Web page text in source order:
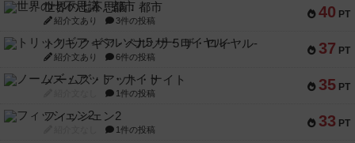
40 PT
世界の七不思議：都市
紹介文あり 3件の投稿
37 PT
トリックギア - ペルソナ5 ザ・ロイヤル-
紹介文あり 6件の投稿
35 PT
ノームズ・アット・ナイト
1件の投稿
33 PT
フィッシェン2
1件の投稿